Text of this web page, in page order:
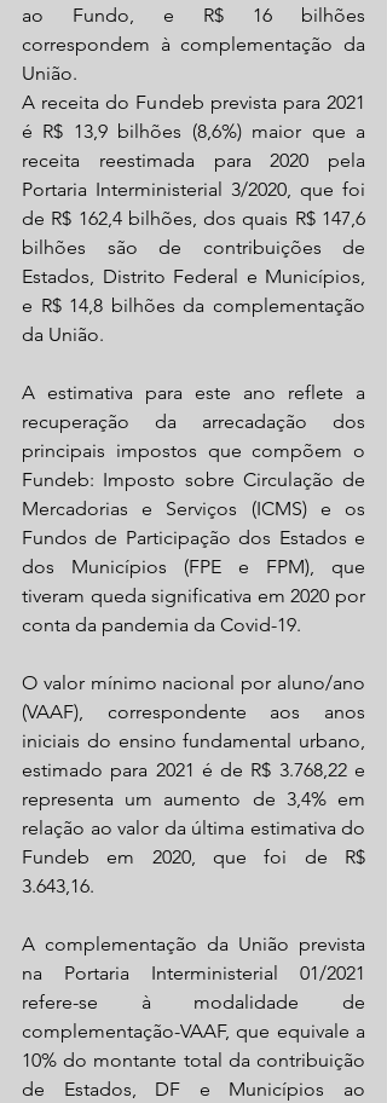
ao Fundo, e R$ 16 bilhões
correspondem à complementação da
União.
A receita do Fundeb prevista para 2021
é R$ 13,9 bilhões (8,6%) maior que a
receita reestimada para 2020 pela
Portaria Interministerial 3/2020, que foi
de R$ 162,4 bilhões, dos quais R$ 147,6
bilhões são de contribuições de
Estados, Distrito Federal e Municípios,
e R$ 14,8 bilhões da complementação
da União.
A estimativa para este ano reflete a
recuperação da arrecadação dos
principais impostos que compõem o
Fundeb: Imposto sobre Circulação de
Mercadorias e Serviços (ICMS) e os
Fundos de Participação dos Estados e
dos Municípios (FPE e FPM), que
tiveram queda significativa em 2020 por
conta da pandemia da Covid-19.
O valor mínimo nacional por aluno/ano
(VAAF), correspondente aos anos
iniciais do ensino fundamental urbano,
estimado para 2021 é de R$ 3.768,22 e
representa um aumento de 3,4% em
relação ao valor da última estimativa do
Fundeb em 2020, que foi de R$
3.643,16.
A complementação da União prevista
na Portaria Interministerial 01/2021
refere-se à modalidade de
complementação-VAAF, que equivale a
10% do montante total da contribuição
de Estados, DF e Municípios ao